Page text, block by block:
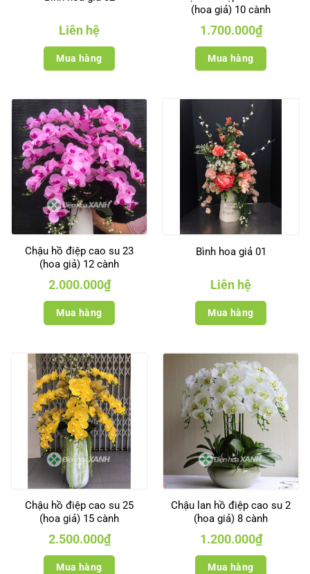
Liên hệ
Mua hàng
(hoa giả) 10 cành
1.700.000₫
Mua hàng
Chậu hồ điệp cao su 23
(hoa giả) 12 cành
2.000.000₫
Mua hàng
Bình hoa giả 01
Liên hệ
Mua hàng
Chậu hồ điệp cao su 25
(hoa giả) 15 cành
2.500.000₫
Mua hàng
Chậu lan hồ điệp cao su 2
(hoa giả) 8 cành
1.200.000₫
Mua hàng